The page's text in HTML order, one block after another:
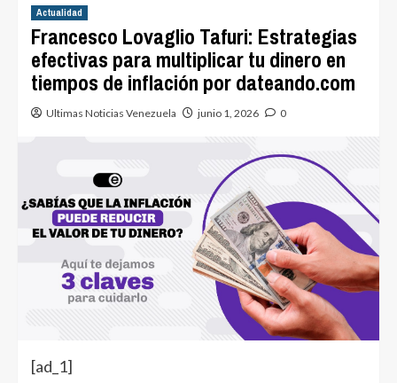
Actualidad
Francesco Lovaglio Tafuri: Estrategias
efectivas para multiplicar tu dinero en
tiempos de inflación por dateando.com
Ultimas Noticias Venezuela junio 1, 2026 0
[ad_1]